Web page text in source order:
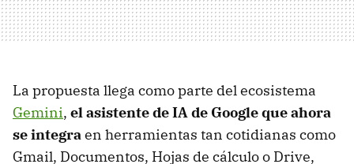
La propuesta llega como parte del ecosistema
Gemini, el asistente de IA de Google que ahora
se integraen herramientas tan cotidianas como
Gmail, Documentos, Hojas de cálculo o Drive,